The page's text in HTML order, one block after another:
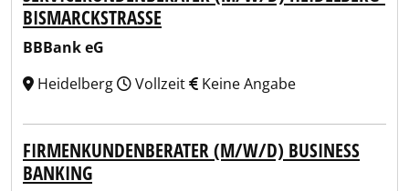
BISMARCKSTRASSE
BBBank eG
Heidelberg
Vollzeit Keine Angabe
FIRMENKUNDENBERATER (M/W/D) BUSINESS
BANKING